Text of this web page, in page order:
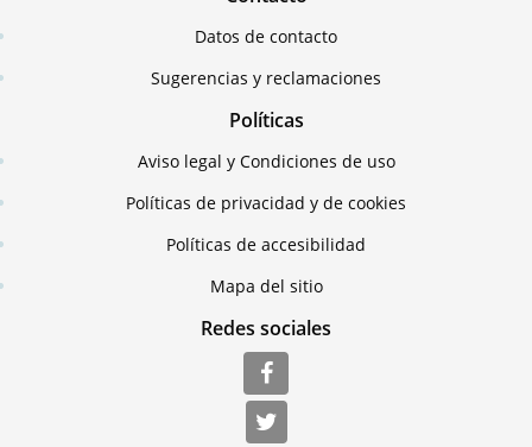
Datos de contacto
Sugerencias y reclamaciones
Políticas
Aviso legal y Condiciones de uso
Políticas de privacidad y de cookies
Políticas de accesibilidad
Mapa del sitio
Redes sociales